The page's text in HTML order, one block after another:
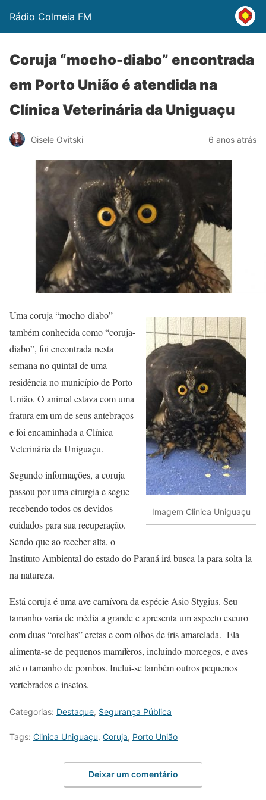
Rádio Colmeia FM
Coruja “mocho-diabo” encontrada
em Porto União é atendida na
Clínica Veterinária da Uniguaçu
Gisele Ovitski 6 anos atrás
Imagem Clinica Uniguaçu
Uma coruja “mocho-diabo”
também conhecida como “coruja-
diabo”, foi encontrada nesta
semana no quintal de uma
residência no município de Porto
União. O animal estava com uma
fratura em um de seus antebraços
e foi encaminhada a Clínica
Veterinária da Uniguaçu.
Segundo informações, a coruja
passou por uma cirurgia e segue
recebendo todos os devidos
cuidados para sua recuperação.
Sendo que ao receber alta, o
Instituto Ambiental do estado do Paraná irá busca-la para solta-la
na natureza.
Está coruja é uma ave carnívora da espécie Asio Stygius. Seu
tamanho varia de média a grande e apresenta um aspecto escuro
com duas “orelhas” eretas e com olhos de íris amarelada. Ela
alimenta-se de pequenos mamíferos, incluindo morcegos, e aves
até o tamanho de pombos. Inclui-se também outros pequenos
vertebrados e insetos.
Categorias: Destaque, Segurança Pública
Tags: Clinica Uniguaçu, Coruja, Porto União
Deixar um comentário